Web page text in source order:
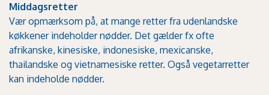
Middagsretter
Vær opmærksom på, at mange retter fra udenlandske
køkkener indeholder nødder. Det gælder fx ofte
afrikanske, kinesiske, indonesiske, mexicanske,
thailandske og vietnamesiske retter. Også vegetarretter
kan indeholde nødder.